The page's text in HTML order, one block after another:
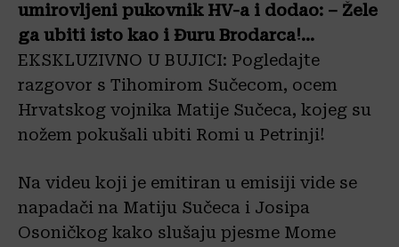
umirovljeni pukovnik HV-a i dodao: – Žele
ga ubiti isto kao i Đuru Brodarca!…
EKSKLUZIVNO U BUJICI: Pogledajte
razgovor s Tihomirom Sučecom, ocem
Hrvatskog vojnika Matije Sučeca, kojeg su
nožem pokušali ubiti Romi u Petrinji!
Na videu koji je emitiran u emisiji vide se
napadači na Matiju Sučeca i Josipa
Osoničkog kako slušaju pjesme Mome